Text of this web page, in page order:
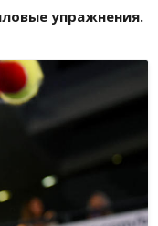
упражнения.